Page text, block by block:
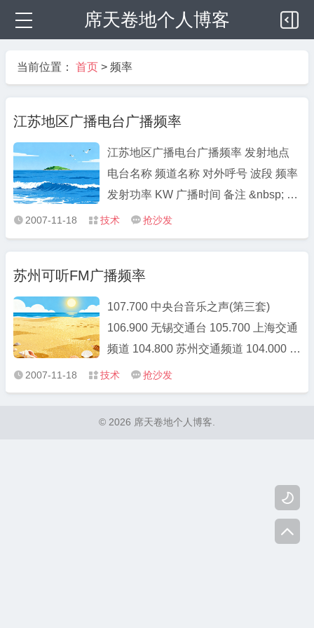
席天卷地个人博客


当前位置： 首页 > 频率
江苏地区广播电台广播频率
江苏地区广播电台广播频率 发射地点
电台名称 频道名称 对外呼号 波段 频率
发射功率 KW 广播时间 备注 &nbsp; 江
苏人民广播电台 综合台 &nbsp; 调频
92.1 MHz &nbsp; &nbsp; &nbsp; 无锡
 2007-11-18  技术  抢沙发
苏州可听FM广播频率
107.700 中央台音乐之声(第三套)
106.900 无锡交通台 105.700 上海交通
频道 104.800 苏州交通频道 104.000 无
锡人民广播电台 103.700 上海东方音乐
频率:魅力103 102.300 昆山交通频道
 2007-11-18  技术  抢沙发
© 2026 席天卷地个人博客.